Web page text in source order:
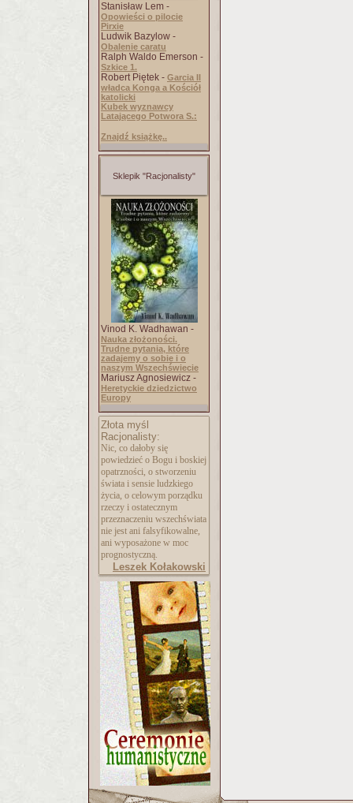
Stanisław Lem -
Opowieści o pilocie
Pirxie
Ludwik Bazylow -
Obalenie caratu
Ralph Waldo Emerson -
Szkice 1.
Robert Piętek - Garcia II
władca Konga a Kościół
katolicki
Kubek wyznawcy
Latającego Potwora S.:
Znajdź książkę..
Sklepik "Racjonalisty"
Vinod K. Wadhawan -
Nauka złożoności.
Trudne pytania, które
zadajemy o sobie i o
naszym Wszechświecie
Mariusz Agnosiewicz -
Heretyckie dziedzictwo
Europy
Złota myśl
Racjonalisty:
Nic, co dałoby się
powiedzieć o Bogu i boskiej
opatrzności, o stworzeniu
świata i sensie ludzkiego
życia, o celowym porządku
rzeczy i ostatecznym
przeznaczeniu wszechświata
nie jest ani falsyfikowalne,
ani wyposażone w moc
prognostyczną.
Leszek Kołakowski